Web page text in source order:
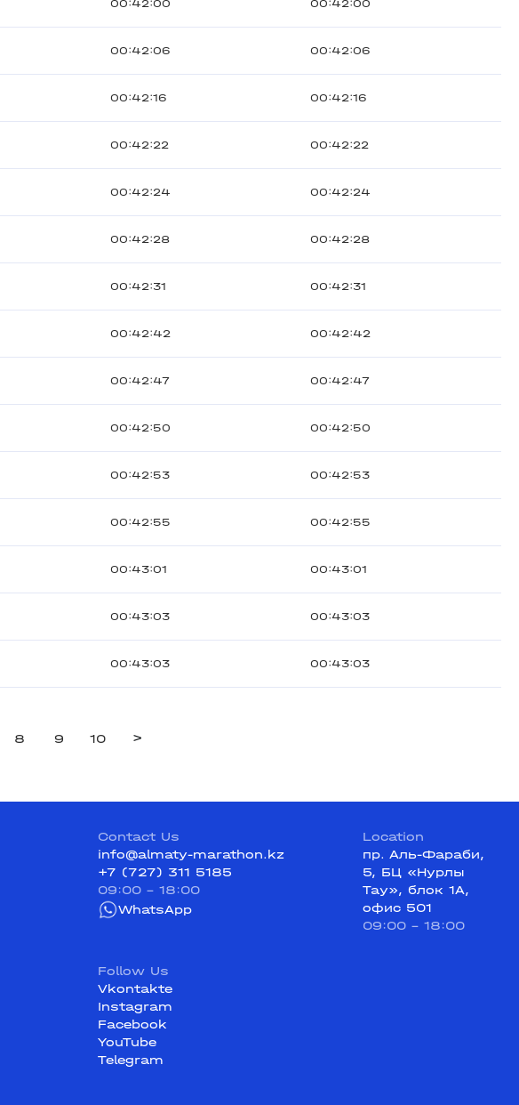
00:42:00 00:42:00
00:42:06 00:42:06
00:42:16 00:42:16
00:42:22 00:42:22
00:42:24 00:42:24
00:42:28 00:42:28
00:42:31 00:42:31
00:42:42 00:42:42
00:42:47 00:42:47
00:42:50 00:42:50
00:42:53 00:42:53
00:42:55 00:42:55
00:43:01 00:43:01
00:43:03 00:43:03
00:43:03 00:43:03
8 9 10 >
Contact Us
info@almaty-marathon.kz
+7 (727) 311 5185
09:00 - 18:00
WhatsApp
Location
пр. Аль-Фараби,
5, БЦ «Нурлы
Тау», блок 1А,
офис 501
09:00 - 18:00
Follow Us
Vkontakte
Instagram
Facebook
YouTube
Telegram